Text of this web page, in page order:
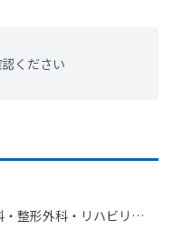
ください
整形外科・​リハビリテ